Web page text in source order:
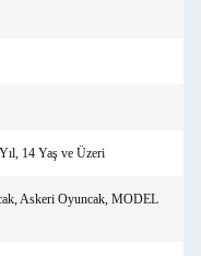
14 Yaş ve Üzeri
Askeri Oyuncak, MODEL